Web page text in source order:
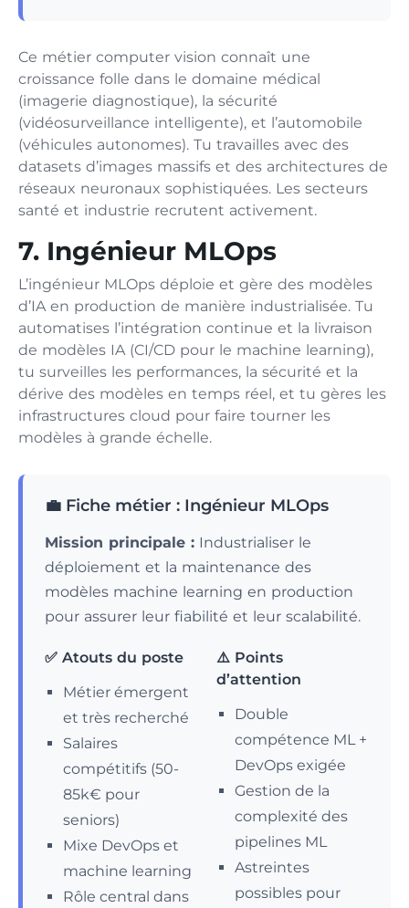
Ce métier computer vision connaît une
croissance folle dans le domaine médical
(imagerie diagnostique), la sécurité
(vidéosurveillance intelligente), et l’automobile
(véhicules autonomes). Tu travailles avec des
datasets d’images massifs et des architectures de
réseaux neuronaux sophistiquées. Les secteurs
santé et industrie recrutent activement.
7. Ingénieur MLOps
L’ingénieur MLOps déploie et gère des modèles
d’IA en production de manière industrialisée. Tu
automatises l’intégration continue et la livraison
de modèles IA (CI/CD pour le machine learning),
tu surveilles les performances, la sécurité et la
dérive des modèles en temps réel, et tu gères les
infrastructures cloud pour faire tourner les
modèles à grande échelle.
💼 Fiche métier : Ingénieur MLOps
Mission principale : Industrialiser le
déploiement et la maintenance des
modèles machine learning en production
pour assurer leur fiabilité et leur scalabilité.
✅ Atouts du poste
Métier émergent
et très recherché
Salaires
compétitifs (50-
85k€ pour
seniors)
Mixe DevOps et
machine learning
Rôle central dans
⚠️ Points
d’attention
Double
compétence ML +
DevOps exigée
Gestion de la
complexité des
pipelines ML
Astreintes
possibles pour